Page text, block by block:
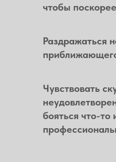
чтобы
Раздражаться
Чувствовать
бояться что-то